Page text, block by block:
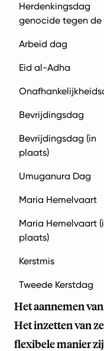
Herdenkingsdag
genocide tegen de
Arbeid dag
Eid al-Adha
Bevrijdingsdag
Bevrijdingsdag (in
plaats)
Umuganura Dag
Maria Hemelvaart
Maria Hemelvaart
plaats)
Kerstmis
Tweede Kerstdag
Het aannemen
Het inzetten van
flexibele manier